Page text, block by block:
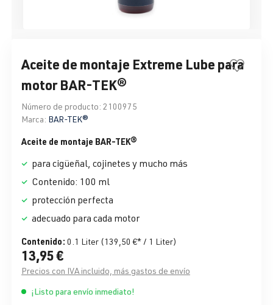
Aceite de montaje Extreme Lube para
motor BAR-TEK®
Número de producto: 2100975
Marca: BAR-TEK®
Aceite de montaje BAR-TEK®
para cigüeñal, cojinetes y mucho más
Contenido: 100 ml
protección perfecta
adecuado para cada motor
Contenido: 0.1 Liter (139,50 €* / 1 Liter)
13,95 €
Precios con IVA incluido, más gastos de envío
¡Listo para envío inmediato!